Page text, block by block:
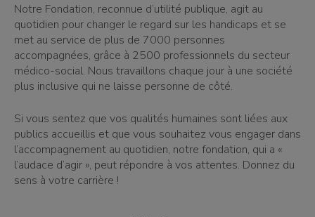
Notre Fondation, reconnue d’utilité publique, agit au
quotidien pour changer le regard sur les handicaps et se
met au service de plus de 7000 personnes
accompagnées, grâce à 2500 professionnels du secteur
médico-social. Nous travaillons chaque jour à une société
plus inclusive qui ne laisse personne de côté.
Si vous sentez que vos qualités humaines sont liées aux
publics accueillis et que vous souhaitez vous engager dans
l’accompagnement au quotidien, notre fondation, qui a «
l’audace d’agir », peut répondre à vos attentes. Donnez du
sens à votre carrière !